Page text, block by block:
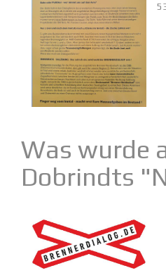
Was wurde
Dobrindts